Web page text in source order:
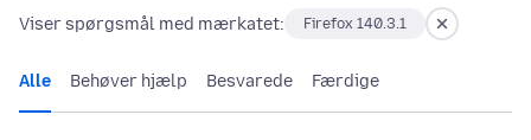
Viser spørgsmål med mærkatet: Firefox 140.3.1
Alle Behøver hjælp Besvarede Færdige